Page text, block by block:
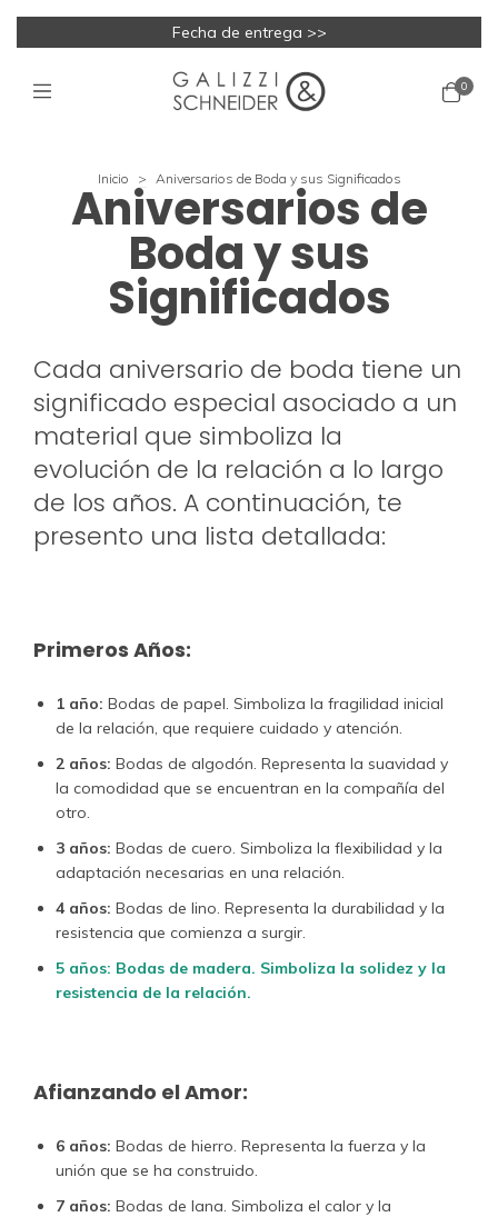
Fecha de entrega >>
0
Inicio > Aniversarios de Boda y sus Significados
Aniversarios de
Boda y sus
Significados
Cada aniversario de boda tiene un
significado especial asociado a un
material que simboliza la
evolución de la relación a lo largo
de los años. A continuación, te
presento una lista detallada:
Primeros Años:
1 año: Bodas de papel. Simboliza la fragilidad inicial
de la relación, que requiere cuidado y atención.
2 años: Bodas de algodón. Representa la suavidad y
la comodidad que se encuentran en la compañía del
otro.
3 años: Bodas de cuero. Simboliza la flexibilidad y la
adaptación necesarias en una relación.
4 años: Bodas de lino. Representa la durabilidad y la
resistencia que comienza a surgir.
5 años: Bodas de madera. Simboliza la solidez y la
resistencia de la relación.
Afianzando el Amor:
6 años: Bodas de hierro. Representa la fuerza y la
unión que se ha construido.
7 años: Bodas de lana. Simboliza el calor y la